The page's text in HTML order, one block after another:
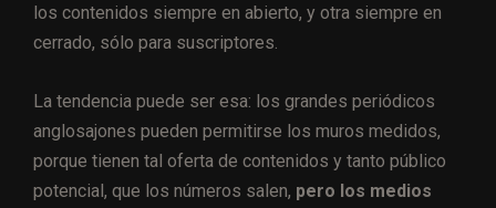
los contenidos siempre en abierto, y otra siempre en
cerrado, sólo para suscriptores.
La tendencia puede ser esa: los grandes periódicos
anglosajones pueden permitirse los muros medidos,
porque tienen tal oferta de contenidos y tanto público
potencial, que los números salen, pero los medios